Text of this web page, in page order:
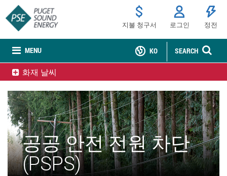
MENU
지불 청구서 로그인 정전
SEARCH
KO
화재 날씨
공공 안전 전원 차단
(PSPS)